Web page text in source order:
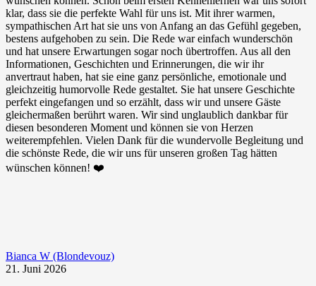
klar, dass sie die perfekte Wahl für uns ist. Mit ihrer warmen,
sympathischen Art hat sie uns von Anfang an das Gefühl gegeben,
bestens aufgehoben zu sein. Die Rede war einfach wunderschön
und hat unsere Erwartungen sogar noch übertroffen. Aus all den
Informationen, Geschichten und Erinnerungen, die wir ihr
anvertraut haben, hat sie eine ganz persönliche, emotionale und
gleichzeitig humorvolle Rede gestaltet. Sie hat unsere Geschichte
perfekt eingefangen und so erzählt, dass wir und unsere Gäste
gleichermaßen berührt waren. Wir sind unglaublich dankbar für
diesen besonderen Moment und können sie von Herzen
weiterempfehlen. Vielen Dank für die wundervolle Begleitung und
die schönste Rede, die wir uns für unseren großen Tag hätten
wünschen können! ❤️
Bianca W (Blondevouz)
21. Juni 2026